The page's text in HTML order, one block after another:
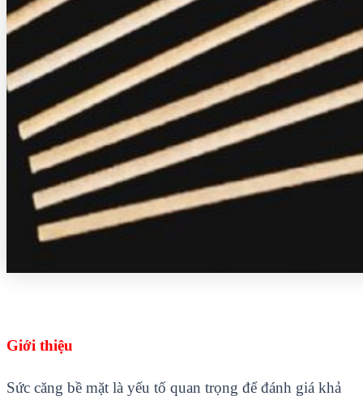
Giới thiệu
Sức căng bề mặt là yếu tố quan trọng để đánh giá khả